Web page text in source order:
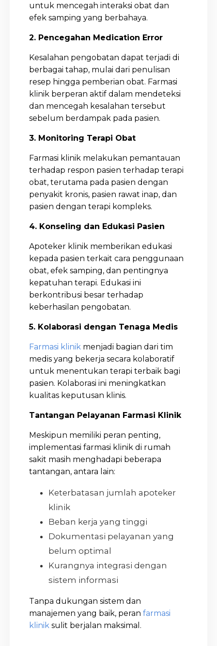
untuk mencegah interaksi obat dan
efek samping yang berbahaya.
2. Pencegahan Medication Error
Kesalahan pengobatan dapat terjadi di
berbagai tahap, mulai dari penulisan
resep hingga pemberian obat. Farmasi
klinik berperan aktif dalam mendeteksi
dan mencegah kesalahan tersebut
sebelum berdampak pada pasien.
3. Monitoring Terapi Obat
Farmasi klinik melakukan pemantauan
terhadap respon pasien terhadap terapi
obat, terutama pada pasien dengan
penyakit kronis, pasien rawat inap, dan
pasien dengan terapi kompleks.
4. Konseling dan Edukasi Pasien
Apoteker klinik memberikan edukasi
kepada pasien terkait cara penggunaan
obat, efek samping, dan pentingnya
kepatuhan terapi. Edukasi ini
berkontribusi besar terhadap
keberhasilan pengobatan.
5. Kolaborasi dengan Tenaga Medis
Farmasi klinik menjadi bagian dari tim
medis yang bekerja secara kolaboratif
untuk menentukan terapi terbaik bagi
pasien. Kolaborasi ini meningkatkan
kualitas keputusan klinis.
Tantangan Pelayanan Farmasi Klinik
Meskipun memiliki peran penting,
implementasi farmasi klinik di rumah
sakit masih menghadapi beberapa
tantangan, antara lain:
Keterbatasan jumlah apoteker
klinik
Beban kerja yang tinggi
Dokumentasi pelayanan yang
belum optimal
Kurangnya integrasi dengan
sistem informasi
Tanpa dukungan sistem dan
manajemen yang baik, peran farmasi
klinik sulit berjalan maksimal.